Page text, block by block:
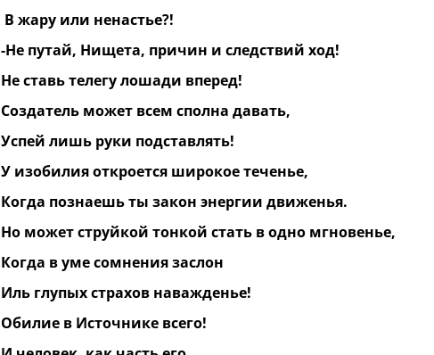
В жару или ненастье?!
-Не путай, Нищета, причин и следствий ход!
Не ставь телегу лошади вперед!
Создатель может всем сполна давать,
Успей лишь руки подставлять!
У изобилия откроется широкое теченье,
Когда познаешь ты закон энергии движенья.
Но может струйкой тонкой стать в одно мгновенье,
Когда в уме сомнения заслон
Иль глупых страхов наважденье!
Обилие в Источнике всего!